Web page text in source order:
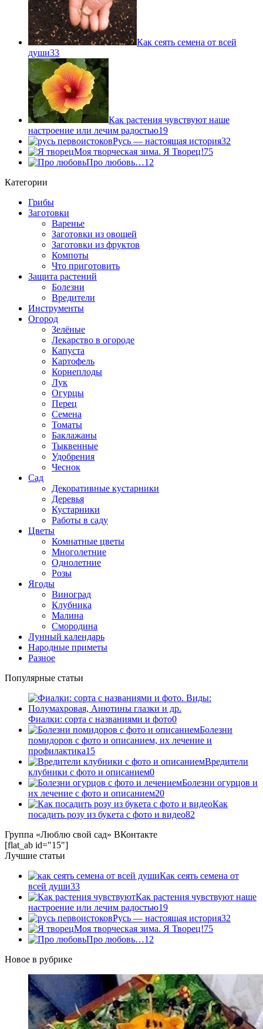
Как сеять семена от всей
души33
Как растения чувствуют наше
настроение или лечим радостью19
Русь — настоящая история32
Моя творческая зима. Я Творец!75
Про любовь…12
Категории
Грибы
Заготовки
Варенье
Заготовки из овощей
Заготовки из фруктов
Компоты
Что приготовить
Защита растений
Болезни
Вредители
Инструменты
Огород
Зелёные
Лекарство в огороде
Капуста
Картофель
Корнеплоды
Лук
Огурцы
Перец
Семена
Томаты
Баклажаны
Тыквенные
Удобрения
Чеснок
Сад
Декоративные кустарники
Деревья
Кустарники
Работы в саду
Цветы
Комнатные цветы
Многолетние
Однолетние
Розы
Ягоды
Виноград
Клубника
Малина
Смородина
Лунный календарь
Народные приметы
Разное
Популярные статьи
Фиалки: сорта с названиями и фото0
Болезни
помидоров с фото и описанием, их лечение и
профилактика15
Вредители
клубники с фото и описанием0
Болезни огурцов и
их лечение с фото и описанием20
Как
посадить розу из букета с фото и видео82
Группа «Люблю свой сад» ВКонтакте
[flat_ab id="15"]
Лучшие статьи
Как сеять семена от
всей души33
Как растения чувствуют наше
настроение или лечим радостью19
Русь — настоящая история32
Моя творческая зима. Я Творец!75
Про любовь…12
Новое в рубрике